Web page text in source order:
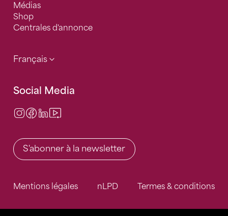
Médias
Shop
Centrales d'annonce
Français
Social Media
Instagram
Facebook
LinkedIn
S'abonner à la newsletter
Mentions légales nLPD Termes & conditions